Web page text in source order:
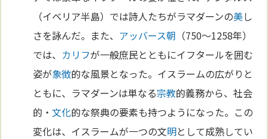
（イベリア半島）では詩人たちがラマダーンの美し
さを詠んだ。また、 アッバース朝 （750〜1258年）
では、 カリフが一般庶民とともにイフタールを囲む
姿が象徴的な風景となった。イスラームの広がりと
ともに、ラマダーンは単なる宗教的義務から、社会
的・文化的な祭典の要素も持つようになった。この
変化は、イスラームが一つの文明として成熟してい